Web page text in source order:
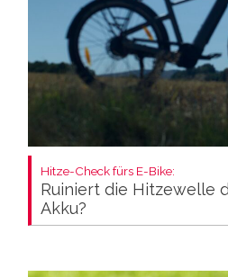
Hitze-Check fürs E-Bike:
Ruiniert die Hitzewelle
Akku?